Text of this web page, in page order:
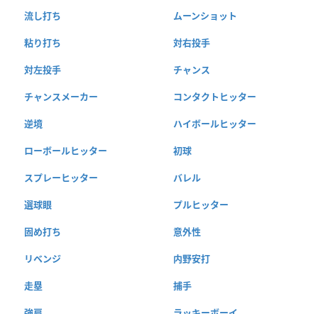
流し打ち ムーンショット
粘り打ち 対右投手
対左投手 チャンス
チャンスメーカー コンタクトヒッター
逆境 ハイボールヒッター
ローボールヒッター 初球
スプレーヒッター バレル
選球眼 プルヒッター
固め打ち 意外性
リベンジ 内野安打
走塁 捕手